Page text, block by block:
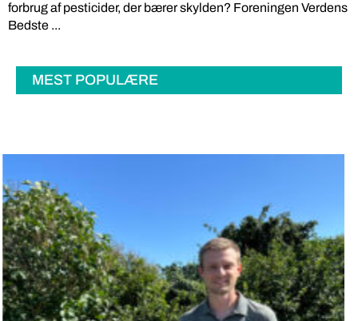
forbrug af pesticider, der bærer skylden? Foreningen Verdens
Bedste ...
MEST POPULÆRE